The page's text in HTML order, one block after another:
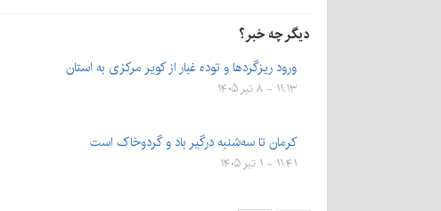
دیگر چه خبر؟
ورود ریزگردها و توده غبار از کویر مرکزی به استان
۱۱:۱۳ - ۸ تیر ۱۴۰۵
کرمان تا سه‌شنبه درگیر باد و گردوخاک است
۱۱:۴۱ - ۱ تیر ۱۴۰۵